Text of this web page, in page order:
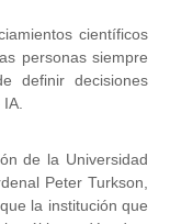
científicos
personas siempre
definir decisiones
IA.
de la Universidad
Peter Turkson,
la institución que